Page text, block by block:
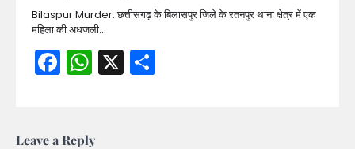
Bilaspur Murder: छत्तीसगढ़ के बिलासपुर जिले के रतनपुर थाना क्षेत्र में एक
महिला की अधजली…
Facebook
WhatsApp
X
Leave a Reply